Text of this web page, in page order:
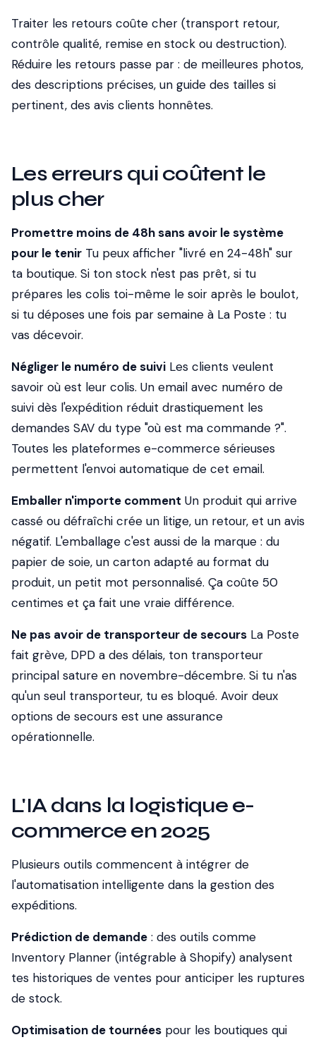
Traiter les retours coûte cher (transport retour,
contrôle qualité, remise en stock ou destruction).
Réduire les retours passe par : de meilleures photos,
des descriptions précises, un guide des tailles si
pertinent, des avis clients honnêtes.
Les erreurs qui coûtent le
plus cher
Promettre moins de 48h sans avoir le système
pour le tenir Tu peux afficher "livré en 24-48h" sur
ta boutique. Si ton stock n'est pas prêt, si tu
prépares les colis toi-même le soir après le boulot,
si tu déposes une fois par semaine à La Poste : tu
vas décevoir.
Négliger le numéro de suivi Les clients veulent
savoir où est leur colis. Un email avec numéro de
suivi dès l'expédition réduit drastiquement les
demandes SAV du type "où est ma commande ?".
Toutes les plateformes e-commerce sérieuses
permettent l'envoi automatique de cet email.
Emballer n'importe comment Un produit qui arrive
cassé ou défraîchi crée un litige, un retour, et un avis
négatif. L'emballage c'est aussi de la marque : du
papier de soie, un carton adapté au format du
produit, un petit mot personnalisé. Ça coûte 50
centimes et ça fait une vraie différence.
Ne pas avoir de transporteur de secours La Poste
fait grève, DPD a des délais, ton transporteur
principal sature en novembre-décembre. Si tu n'as
qu'un seul transporteur, tu es bloqué. Avoir deux
options de secours est une assurance
opérationnelle.
L'IA dans la logistique e-
commerce en 2025
Plusieurs outils commencent à intégrer de
l'automatisation intelligente dans la gestion des
expéditions.
Prédiction de demande : des outils comme
Inventory Planner (intégrable à Shopify) analysent
tes historiques de ventes pour anticiper les ruptures
de stock.
Optimisation de tournées pour les boutiques qui